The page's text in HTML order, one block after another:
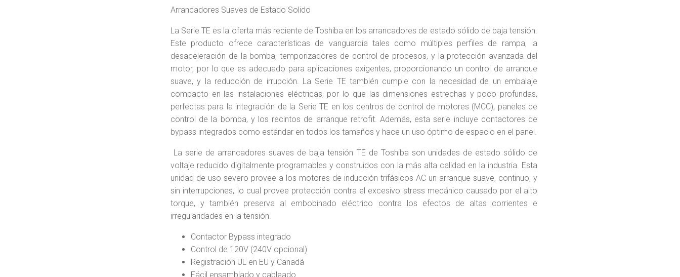
Arrancadores Suaves de Estado Solido
La Serie TE es la oferta más reciente de Toshiba en los arrancadores de estado sólido de baja tensión.
Este producto ofrece características de vanguardia tales como múltiples perfiles de rampa, la
desaceleración de la bomba, temporizadores de control de procesos, y la protección avanzada del
motor, por lo que es adecuado para aplicaciones exigentes, proporcionando un control de arranque
suave, y la reducción de irrupción. La Serie TE también cumple con la necesidad de un embalaje
compacto en las instalaciones eléctricas, por lo que las dimensiones estrechas y poco profundas,
perfectas para la integración de la Serie TE en los centros de control de motores (MCC), paneles de
control de la bomba, y los recintos de arranque retrofit. Además, esta serie incluye contactores de
bypass integrados como estándar en todos los tamaños y hace un uso óptimo de espacio en el panel.
La serie de arrancadores suaves de baja tensión TE de Toshiba son unidades de estado sólido de
voltaje reducido digitalmente programables y construidos con la más alta calidad en la industria. Esta
unidad de uso severo provee a los motores de inducción trifásicos AC un arranque suave, continuo, y
sin interrupciones, lo cual provee protección contra el excesivo stress mecánico causado por el alto
torque, y también preserva al embobinado eléctrico contra los efectos de altas corrientes e
irregularidades en la tensión.
Contactor Bypass integrado
Control de 120V (240V opcional)
Registración UL en EU y Canadá
Fácil ensamblado y cableado